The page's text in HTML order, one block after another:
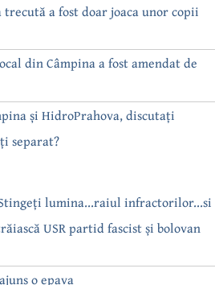
a fost doar joaca unor copii
din Câmpina a fost amendat de
și HidroPrahova, discutați
separat?
lumina...raiul infractorilor...si
USR partid fascist și bolovan
o epava